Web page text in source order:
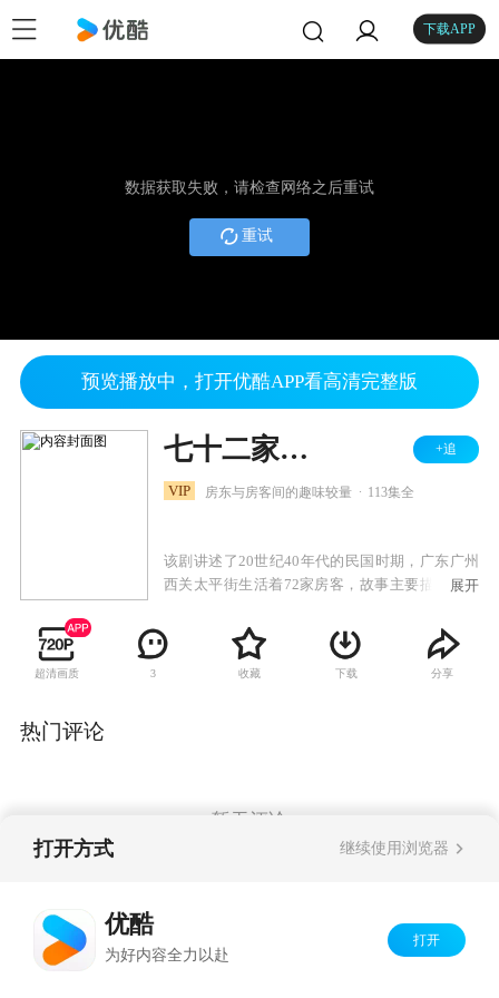
下载APP
数据获取失败，请检查网络之后重试
重试
预览播放中，打开优酷APP看高清完整版
七十二家房客 第三部 +追
VIP 房东与房客间的趣味较量 113集全
该剧讲述了20世纪40年代的民国时期，广东广州
西关太平街生活着72家房客，故事主要描述房东
展开
超清画质 3 收藏 下载 分享
热门评论
暂无评论
打开方式 继续使用浏览器
优酷
为好内容全力以赴
打开